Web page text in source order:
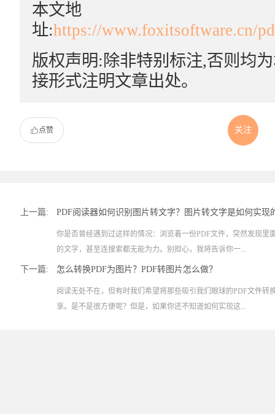
本文地
址:https://www.foxitsoftware.cn/
版权声明:除非特别标注,否则均
接形式注明文章出处。
点赞 关注
上一篇: PDF阅读器如何识别图片转文字？图片转文字是如何实现
你是否曾经遇到过这样的情况：浏览着一份PDF文件，突然发现里
的文字，甚至连搜索都无能为力。别担心，我将告诉你一...
下一篇: 怎么转换PDF为图片？PDF转图片怎么做？
阅读无处不在，但有时我们希望将那些吸引我们眼球的PDF文件转
享。是不是很方便呢？但是，如果你还不知道如何实现这...